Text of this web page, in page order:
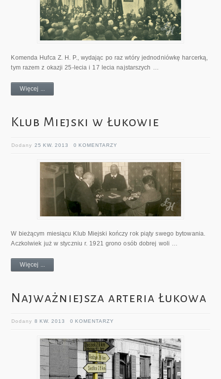
Komenda Hufca Z. H. P., wydając po raz wtóry jednodniówkę harcerką,
tym razem z okazji 25-lecia i 17 lecia najstarszych …
Więcej ...
Klub Miejski w Łukowie
Dodany25 KW. 2013 0 KOMENTARZY
W bieżącym miesiącu Klub Miejski kończy rok piąty swego bytowania.
Aczkolwiek już w styczniu r. 1921 grono osób dobrej woli …
Więcej ...
Najważniejsza arteria Łukowa
Dodany8 KW. 2013 0 KOMENTARZY